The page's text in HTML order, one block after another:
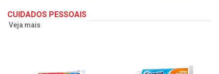
CUIDADOS PESSOAIS
Veja mais